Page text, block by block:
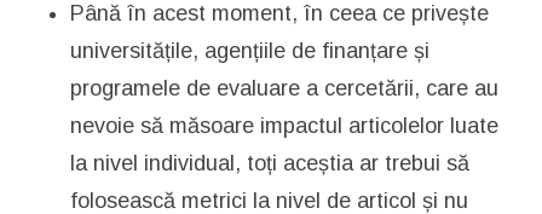
Până în acest moment, în ceea ce privește
universitățile, agențiile de finanțare și
programele de evaluare a cercetării, care au
nevoie să măsoare impactul articolelor luate
la nivel individual, toți aceștia ar trebui să
folosească metrici la nivel de articol și nu